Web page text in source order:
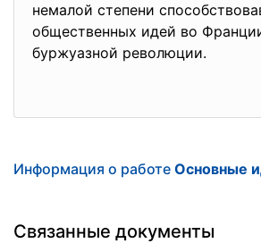
немалой степени
общественных идей во
буржуазной революции.
Информация о работе Основные
Связанные документы